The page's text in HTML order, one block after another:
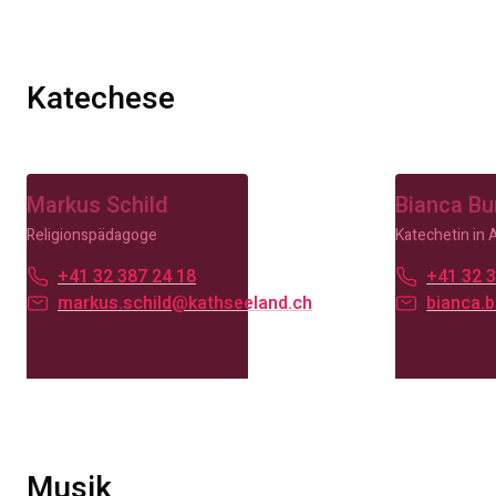
Katechese
Markus Schild
Religionspädagoge
+41 32 387 24 18
markus.schild@kathseeland.ch
Bianca
Katechetin in
+41 32